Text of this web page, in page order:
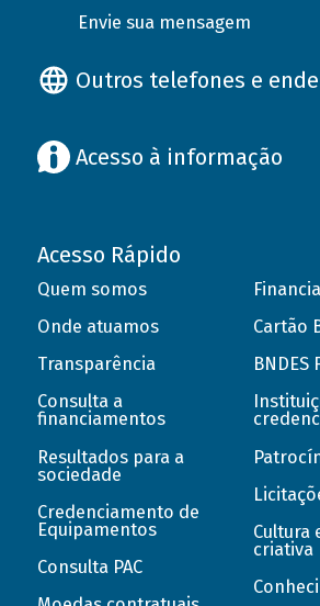
Envie sua mensagem
Outros telefones e
Acesso à informação
Acesso Rápido
Quem somos
Onde atuamos
Transparência
Consulta a
financiamentos
Resultados para a
sociedade
Credenciamento de
Equipamentos
Consulta PAC
Cartão
BNDES
Cultura
criativa